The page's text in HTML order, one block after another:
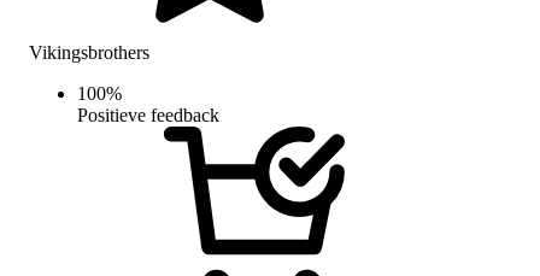
Vikingsbrothers
100%
Positieve feedback